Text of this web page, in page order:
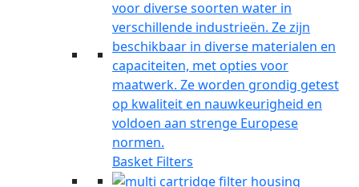
Basket Filters